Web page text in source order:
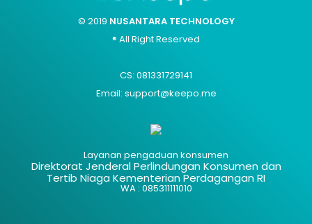
© 2019 NUSANTARA TECHNOLOGY
® All Right Reserved
CS: 081331729141
Email: support@keepo.me
Layanan pengaduan konsumen
Direktorat Jenderal Perlindungan Konsumen dan
Tertib Niaga Kementerian Perdagangan RI
WA : 085311111010